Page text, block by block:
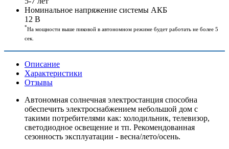
Номинальное напряжение системы АКБ
12 В
*На мощности выше пиковой в автономном режиме будет работать не более 5
сек.
Описание
Характеристики
Отзывы
Автономная солнечная электростанция способна
обеспечить электроснабжением небольшой дом с
такими потребителями как: холодильник, телевизор,
светодиодное освещение и тп. Рекомендованная
сезонность эксплуатации - весна/лето/осень.